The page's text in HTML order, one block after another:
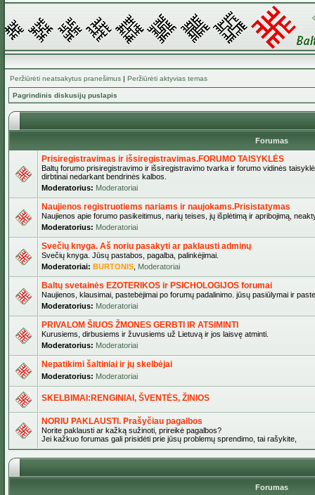
Peržiūrėti neatsakytus pranešimus | Peržiūrėti aktyvias temas
Pagrindinis diskusijų puslapis
Forumas
Prisiregistravimas ir išsiregistravimas.FORUMO TAISYKLĖS
Baltų forumo prisiregistravimo ir išsiregistravimo tvarka ir forumo vidinės
dirbtinai nedarkant bendrinės kalbos.
Moderatorius: Moderatoriai
Naujienos registruotiems nariams ir naujokams.Prisistatymas
Naujienos apie forumo pasikeitimus, narių teises, jų išplėtimą ir apribojimą,
Moderatorius: Moderatoriai
Svečių knyga. Aš noriu pasakyti ar paklausti adminų
Svečių knyga. Jūsų pastabos, pagalba, palinkėjimai.
Moderatoriai: BURTONIS Moderatoriai
Baltų svetainės EZOTERIKOS ir PSICHOLOGIJOS forumai
Naujienos, klausimai, pastebėjimai po forumų padalinimo. jūsų pasiūlymai ir
Moderatorius: Moderatoriai
PRIVALOM ŠIUOS ŽMONES GERBTI IR ATSIMINTI
Kurusiems, dirbusiems ir žuvusiems už Lietuvą ir jos laisvę atminti.
Moderatorius: Moderatoriai
Nepatikimi šaltiniai ir jų skelbėjai
Moderatorius: Moderatoriai
SKELBIMAI:RENGINIAI, ŠVENTĖS, ŽINIOS
NORIU PAKLAUSTI. Prašyčiau pagalbos
Norite paklausti ar kažką sužinoti, prireikė pagalbos?
Jei kažkuo forumas gali prisidėti prie jūsų problemų sprendimo, tai rašykite,
Forumas